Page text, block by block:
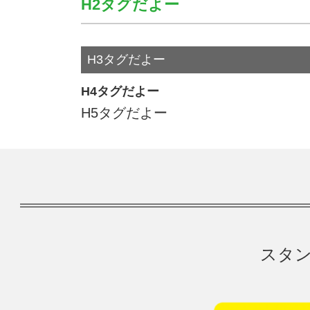
H2タグだよー
H3タグだよー
H4タグだよー
H5タグだよー
スタ